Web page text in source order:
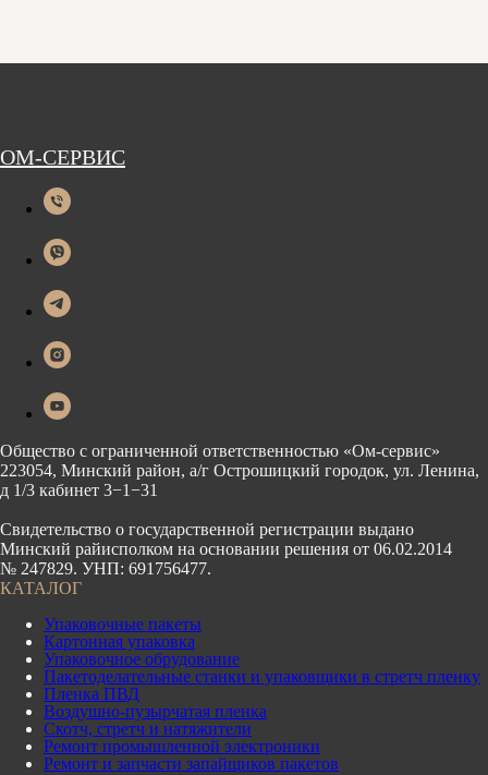
ОМ-СЕРВИС
Общество с ограниченной ответственностью «Ом-сервис»
223054, Минский район, а/г Острошицкий городок, ул. Ленина,
д 1/3 кабинет 3−1−31
Свидетельство о государственной регистрации выдано
Минский райисполком на основании решения от 06.02.2014
№ 247829. УНП: 691756477.
КАТАЛОГ
Упаковочные пакеты
Картонная упаковка
Упаковочное обрудование
Пакетоделательные станки и упаковщики в стретч пленку
Пленка ПВД
Воздушно-пузырчатая пленка
Скотч, стретч и натяжители
Ремонт промышленной электроники
Ремонт и запчасти запайщиков пакетов